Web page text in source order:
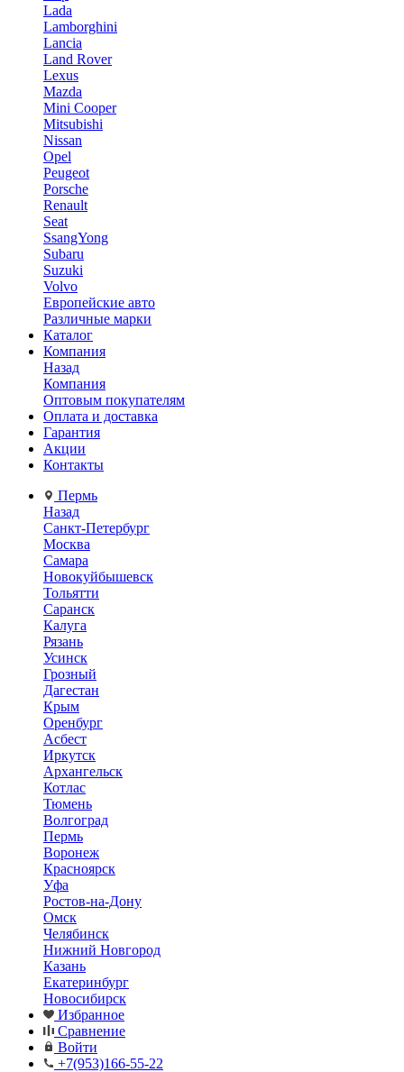
Lada
Lamborghini
Lancia
Land Rover
Lexus
Mazda
Mini Cooper
Mitsubishi
Nissan
Opel
Peugeot
Porsche
Renault
Seat
SsangYong
Subaru
Suzuki
Volvo
Европейские авто
Различные марки
Каталог
Компания
Назад
Компания
Оптовым покупателям
Оплата и доставка
Гарантия
Акции
Контакты
Пермь
Назад
Санкт-Петербург
Москва
Самара
Новокуйбышевск
Тольятти
Саранск
Калуга
Рязань
Усинск
Грозный
Дагестан
Крым
Оренбург
Асбест
Иркутск
Архангельск
Котлас
Тюмень
Волгоград
Пермь
Воронеж
Красноярск
Уфа
Ростов-на-Дону
Омск
Челябинск
Нижний Новгород
Казань
Екатеринбург
Новосибирск
Избранное
Сравнение
Войти
+7(953)166-55-22